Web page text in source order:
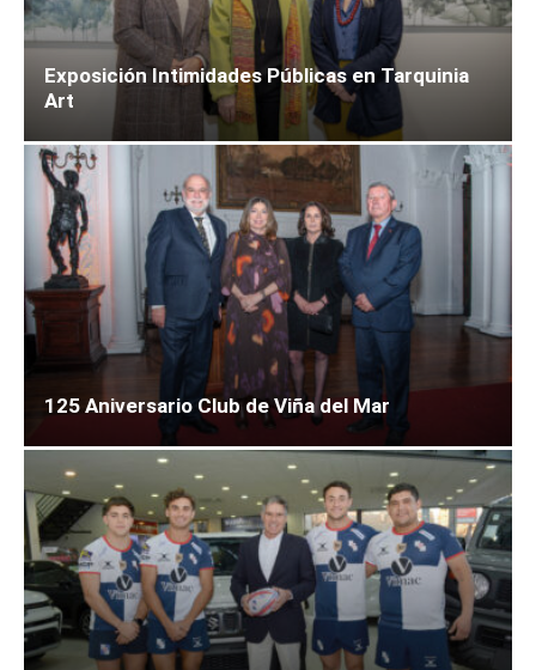
Exposición Intimidades Públicas en Tarquinia
Art
125 Aniversario Club de Viña del Mar